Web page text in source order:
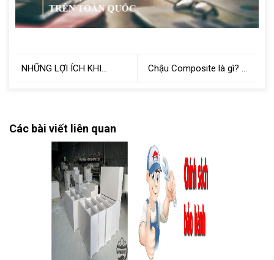
NHỮNG LỢI ÍCH KHI
Chậu Composite là gì? Ưu
Các bài viết liên quan